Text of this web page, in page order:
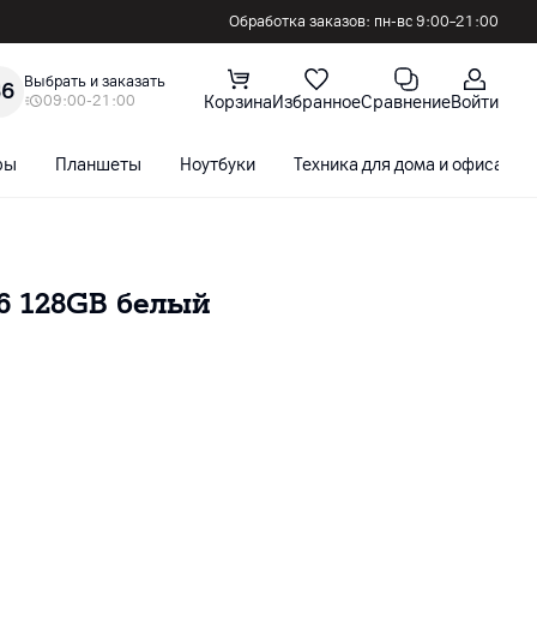
Обработка заказов: пн-вс 9:00–21:00
Выбрать и заказать
09:00-21:00
КорзинаИзбранноеСравнениеВойти
Планшеты Ноутбуки Техника для дома и офиса
128GB белый